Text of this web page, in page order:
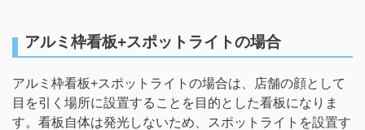
アルミ枠看板+スポットライトの場合
アルミ枠看板+スポットライトの場合は、店舗の顔として
目を引く場所に設置することを目的とした看板になりま
す。看板自体は発光しないため、スポットライトを設置す